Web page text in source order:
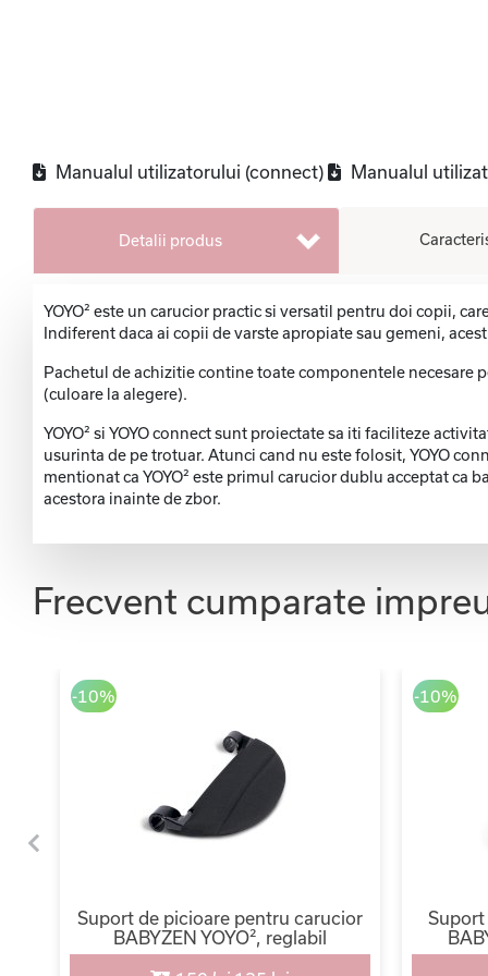
Manualul utilizatorului (connect) Manualul
Detalii produs
YOYO² este un carucior practic si versatil pentru doi copii,
Indiferent daca ai copii de varste apropiate sau gemeni,
Pachetul de achizitie contine toate componentele necesare
(culoare la alegere).
YOYO² si YOYO connect sunt proiectate sa iti faciliteze
usurinta de pe trotuar. Atunci cand nu este folosit, YOYO
mentionat ca YOYO² este primul carucior dublu acceptat
acestora inainte de zbor.
Frecvent cumparate
Suport de picioare pentru carucior
BABYZEN YOYO², reglabil
-10% -10%